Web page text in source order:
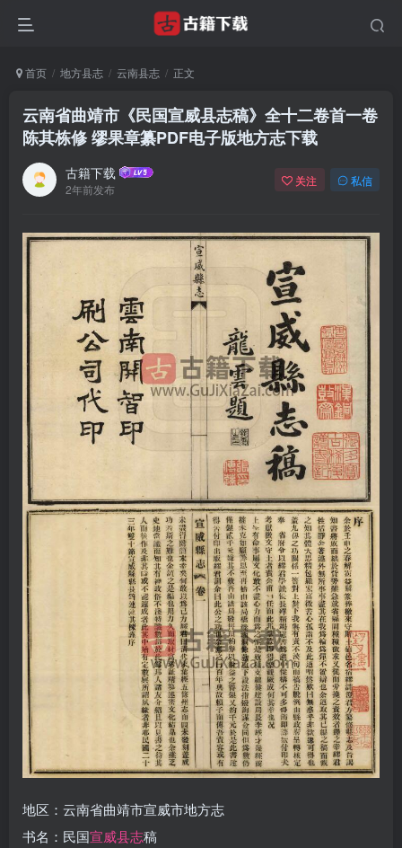
首页 地方县志 云南县志 正文
云南省曲靖市《民国宣威县志稿》全十二卷首一卷
陈其栋修 缪果章纂PDF电子版地方志下载
古籍下载
2年前发布
关注 私信
地区：云南省曲靖市宣威市地方志
书名：民国宣威县志稿